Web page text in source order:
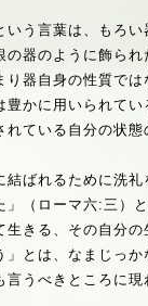
う言葉は、もろ
の器のように飾ら
り器自身の性質で
豊かに用いられて
ている自分の状態
ばれるために洗
」（ローマ六:三）
生きる、その自分
」とは、なまじっ
うべきところに